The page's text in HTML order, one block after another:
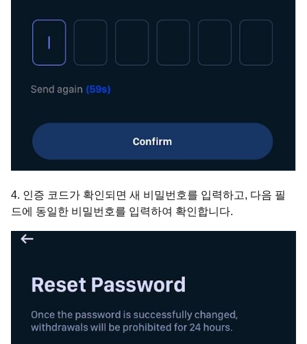
4. 인증 코드가 확인되면 새 비밀번호를 입력하고, 다음 필
드에 동일한 비밀번호를 입력하여 확인합니다.